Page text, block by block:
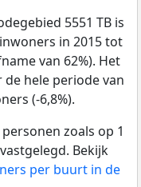
5551 TB is
in 2015 tot
van 62%). Het
hele periode van
(-6,8%).
zoals op 1
Bekijk
per buurt in de